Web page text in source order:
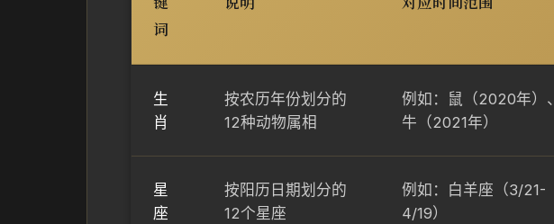
词
生
肖
按农历年份划分的
12种动物属相
例如：鼠（2020年）、
牛（2021年）
星
座
按阳历日期划分的
12个星座
例如：白羊座（3/21-
4/19）